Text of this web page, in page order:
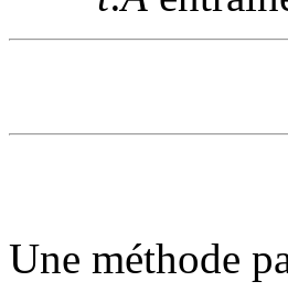
Une méthode